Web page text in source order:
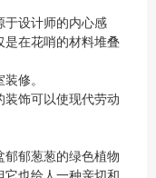
于设计师的内心感
是在花哨的材料堆叠
修。
装饰可以使现代劳动
郁郁葱葱的绿色植物